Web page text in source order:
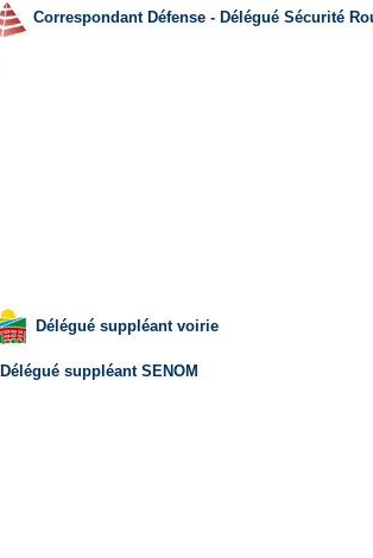
Correspondant Défense - Délégué Sécurité
Délégué suppléant voirie
Délégué suppléant SENOM